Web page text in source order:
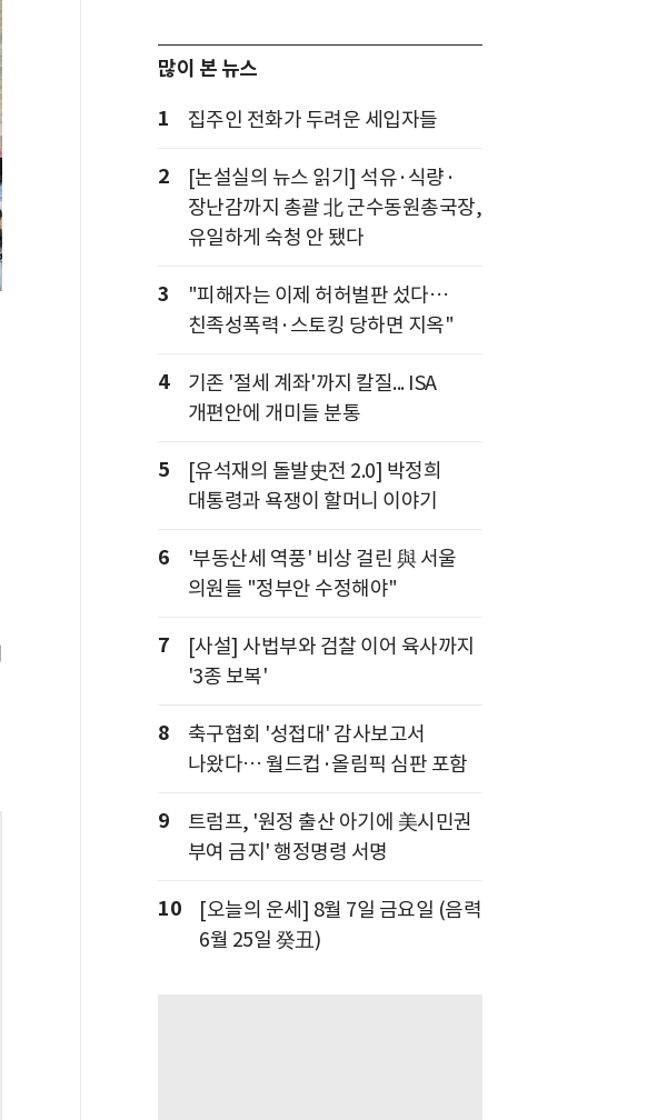
많이 본 뉴스
1
집주인 전화가 두려운 세입자들
2
[논설실의 뉴스 읽기] 석유·식량·
장난감까지 총괄 北 군수동원총국장,
유일하게 숙청 안 됐다
3
"피해자는 이제 허허벌판 섰다…
친족성폭력·스토킹 당하면 지옥"
4
기존 '절세 계좌'까지 칼질... ISA
개편안에 개미들 분통
5
[유석재의 돌발史전 2.0] 박정희
대통령과 욕쟁이 할머니 이야기
6
'부동산세 역풍' 비상 걸린 與 서울
의원들 "정부안 수정해야"
7
[사설] 사법부와 검찰 이어 육사까지
'3종 보복'
8
축구협회 '성접대' 감사보고서
나왔다… 월드컵·올림픽 심판 포함
9
트럼프, '원정 출산 아기에 美시민권
부여 금지' 행정명령 서명
10
[오늘의 운세] 8월 7일 금요일 (음력
6월 25일 癸丑)